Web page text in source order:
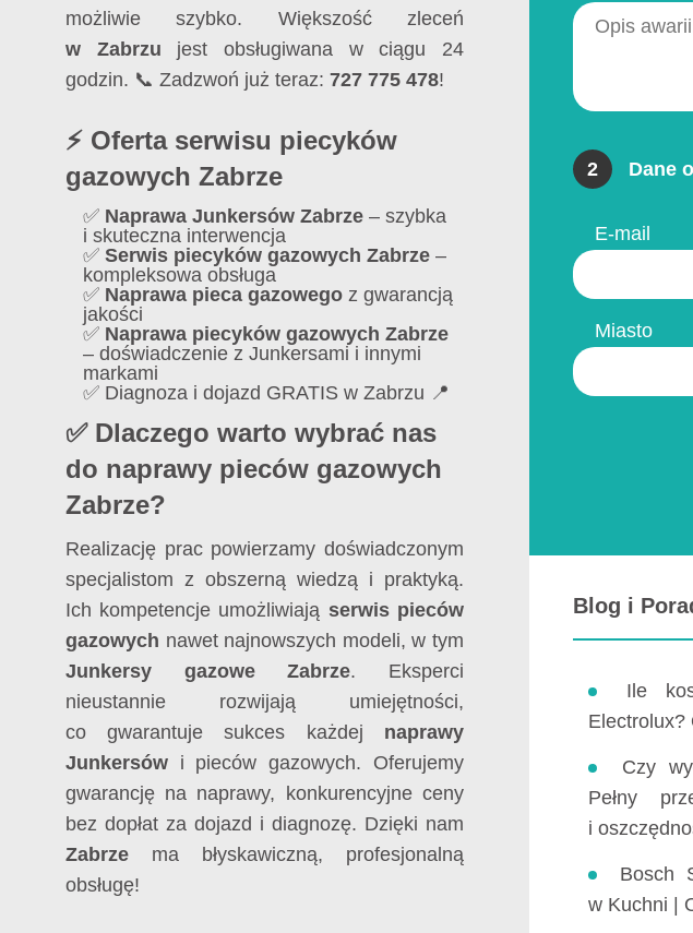
możliwie szybko. Większość zleceń
w Zabrzu jest obsługiwana w ciągu 24
godzin. 📞 Zadzwoń już teraz: 727 775 478!
⚡ Oferta serwisu piecyków
gazowych Zabrze
✅ Naprawa Junkersów Zabrze – szybka
i skuteczna interwencja
✅ Serwis piecyków gazowych Zabrze –
kompleksowa obsługa
✅ Naprawa pieca gazowego z gwarancją
jakości
✅ Naprawa piecyków gazowych Zabrze
– doświadczenie z Junkersami i innymi
markami
✅ Diagnoza i dojazd GRATIS w Zabrzu 📍
✅ Dlaczego warto wybrać nas
do naprawy pieców gazowych
Zabrze?
Realizację prac powierzamy doświadczonym
specjalistom z obszerną wiedzą i praktyką.
Ich kompetencje umożliwiają serwis pieców
gazowych nawet najnowszych modeli, w tym
Junkersy gazowe Zabrze. Eksperci
nieustannie rozwijają umiejętności,
co gwarantuje sukces każdej naprawy
Junkersów i pieców gazowych. Oferujemy
gwarancję na naprawy, konkurencyjne ceny
bez dopłat za dojazd i diagnozę. Dzięki nam
Zabrze ma błyskawiczną, profesjonalną
obsługę!
2 Dane
E-mail
Miasto
Blog i
Ile
Electrolux?
Czy
Pełny
i
Bosch
w Kuchni |